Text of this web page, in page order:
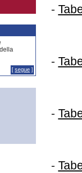
[segue ]
-
-
-
-